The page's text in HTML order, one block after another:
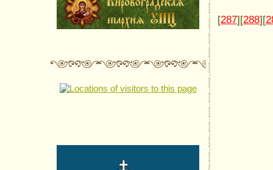
[287][288][